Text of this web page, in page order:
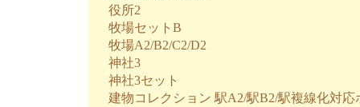
役所2
牧場セットB
牧場A2/B2/C2/D2
神社3
神社3セット
建物コレクション 駅A2/駅B2/駅複線化対応